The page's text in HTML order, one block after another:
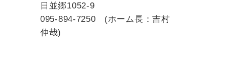
日並郷1052-9
095-894-7250 (ホーム長：吉村
伸哉)